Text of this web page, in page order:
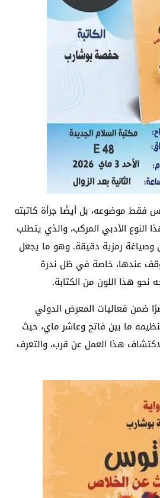
فقط موضوعه، بل أيضًا جرأة كاتبته
الأدبي المركب، والذي يتطلب
وصياغة رمزية دقيقة. وهو ما يجعل
عندها، خاصة في ظل ندرة
نحو هذا اللون من الكتابة.
ضمن فعاليات المعرض الدولي
تنظيمه ما بين فاتح وعاشر ماي، حيث
هذا العمل عن قرب، والتعرف